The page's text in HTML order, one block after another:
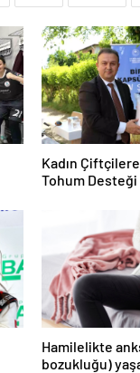
Kadın
Tohum Desteği
Hamilelikte
bozukluğu)